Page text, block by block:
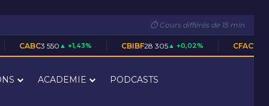
⏱ Cours différés de 15 min
▲ +1,43% CBIBF28 305 ▲ +0,02% CFAC1 700 ▲ +0,59%
ACADEMIE PODCASTS